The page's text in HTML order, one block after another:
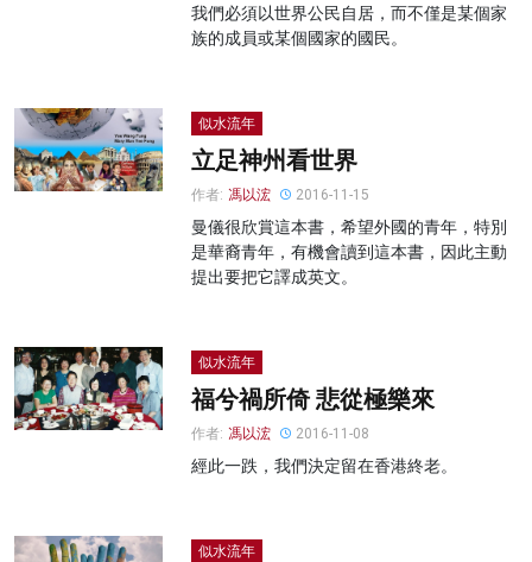
我們必須以世界公民自居，而不僅是某個家
族的成員或某個國家的國民。
似水流年
立足神州看世界
作者: 馮以浤 2016-11-15
曼儀很欣賞這本書，希望外國的青年，特別
是華裔青年，有機會讀到這本書，因此主動
提出要把它譯成英文。
似水流年
福兮禍所倚 悲從極樂來
作者: 馮以浤 2016-11-08
經此一跌，我們決定留在香港終老。
似水流年